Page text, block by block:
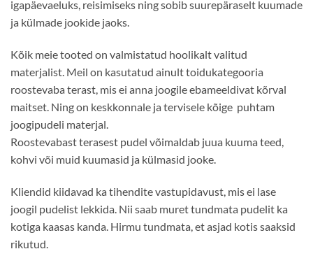
igapäevaeluks, reisimiseks ning sobib suurepäraselt kuumade
ja külmade jookide jaoks.
Kõik meie tooted on valmistatud hoolikalt valitud
materjalist. Meil on kasutatud ainult toidukategooria
roostevaba terast, mis ei anna joogile ebameeldivat kõrval
maitset. Ning on keskkonnale ja tervisele kõige puhtam
joogipudeli materjal.
Roostevabast terasest pudel võimaldab juua kuuma teed,
kohvi või muid kuumasid ja külmasid jooke.
Kliendid kiidavad ka tihendite vastupidavust, mis ei lase
joogil pudelist lekkida. Nii saab muret tundmata pudelit ka
kotiga kaasas kanda. Hirmu tundmata, et asjad kotis saaksid
rikutud.